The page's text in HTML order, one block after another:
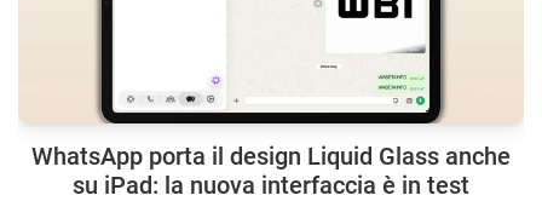
WhatsApp porta il design Liquid Glass anche
su iPad: la nuova interfaccia è in test